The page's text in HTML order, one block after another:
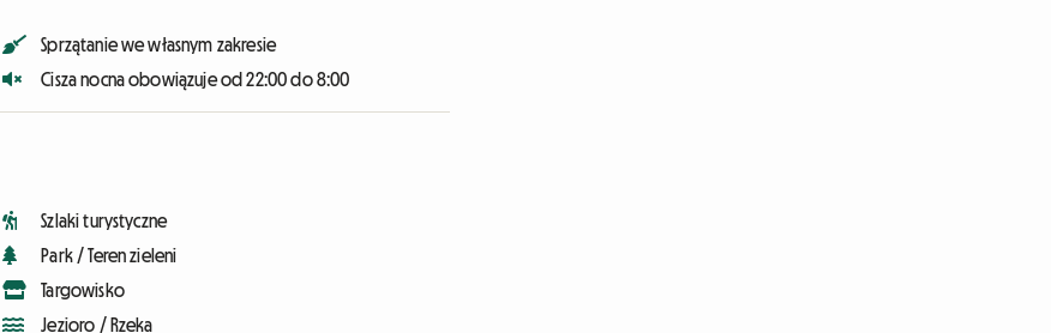
Sprzątanie we własnym zakresie
Cisza nocna obowiązuje od 22:00 do 8:00
Szlaki turystyczne
Park / Teren zieleni
Targowisko
Jezioro / Rzeka